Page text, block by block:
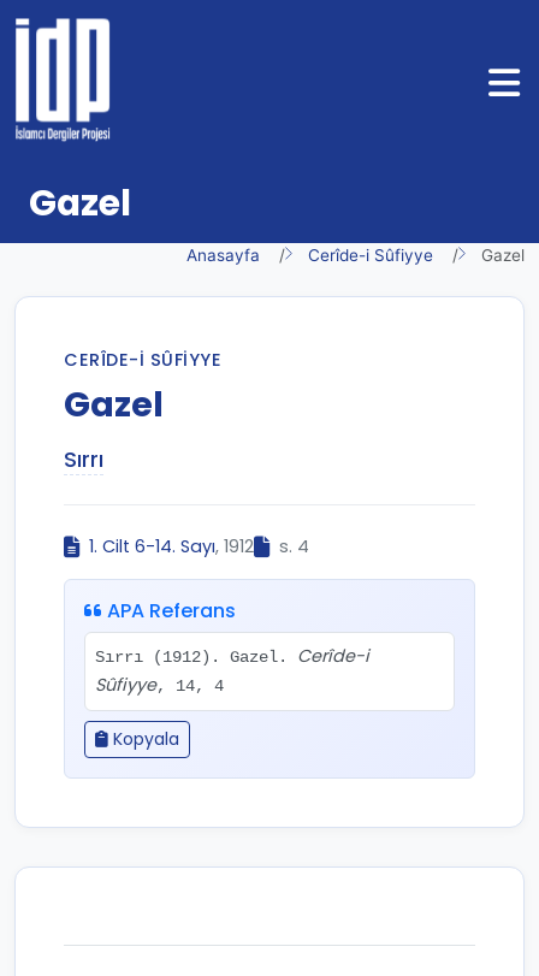
Gazel
Anasayfa Cerîde-i Sûfiyye Gazel
CERÎDE-I SÛFIYYE
Gazel
Sırrı
1. Cilt 6-14. Sayı, 1912 s. 4
APA Referans
Sırrı (1912). Gazel. Cerîde-i
Sûfiyye, 14, 4
Kopyala